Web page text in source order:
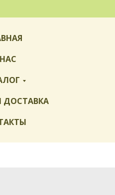
ДОСТАВКА